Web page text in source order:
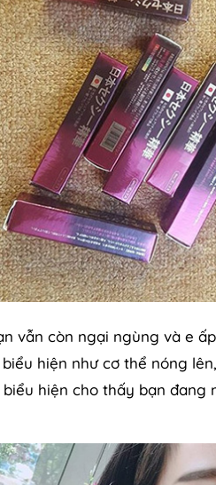
vẫn còn ngại ngùng và e
hiện như cơ thể nóng
hiện cho thấy bạn đang